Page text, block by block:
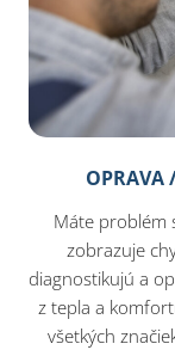
OPRAVA
Máte problém
zobrazuje
diagnostikujú a
z tepla a
všetkých